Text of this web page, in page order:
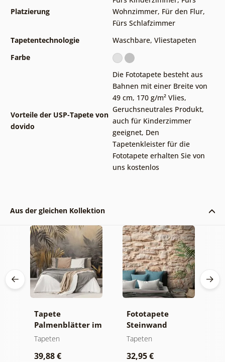
Platzierung
Wohnzimmer, Für den Flur,
Fürs Schlafzimmer
Tapetentechnologie
Waschbare, Vliestapeten
Farbe
Vorteile der USP-Tapete von
dovido
Die Fototapete besteht aus
Bahnen mit einer Breite von
49 cm, 170 g/m² Vlies,
Geruchsneutrales Produkt,
auch für Kinderzimmer
geeignet, Den
Tapetenkleister für die
Fototapete erhalten Sie von
uns kostenlos
Aus der gleichen Kollektion
Tapete
Palmenblätter im
Dschungel
Tapeten
39,88 €
Fototapete
Steinwand
Tapeten
32,95 €